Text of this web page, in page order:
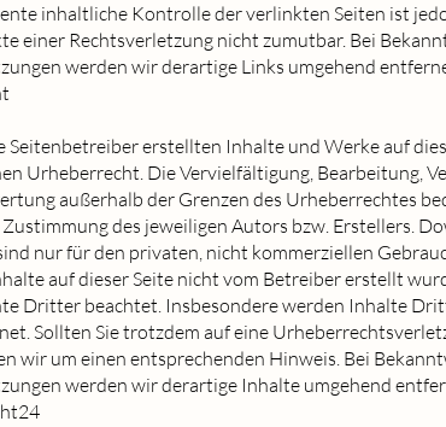
inhaltliche Kontrolle der verlinkten Seiten ist
einer Rechtsverletzung nicht zumutbar. Bei
werden wir derartige Links umgehend
Seitenbetreiber erstellten Inhalte und Werke auf
Urheberrecht. Die Vervielfältigung, Bearbeitung,
außerhalb der Grenzen des Urheberrechtes
des jeweiligen Autors bzw. Erstellers.
nur für den privaten, nicht kommerziellen
auf dieser Seite nicht vom Betreiber erstellt
Dritter beachtet. Insbesondere werden Inhalte
Sollten Sie trotzdem auf eine
wir um einen entsprechenden Hinweis. Bei
werden wir derartige Inhalte umgehend